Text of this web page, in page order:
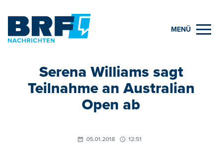
MENÜ
Serena Williams sagt
Teilnahme an Australian
Open ab
05.01.2018 12:51